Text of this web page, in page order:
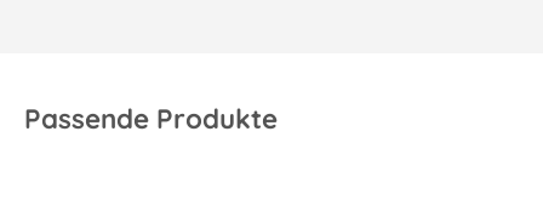
Passende Produkte